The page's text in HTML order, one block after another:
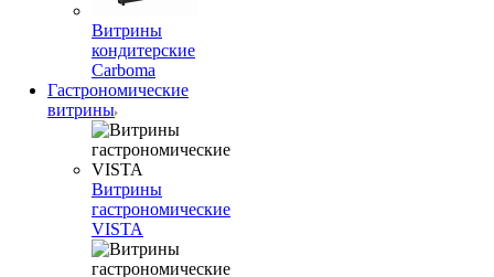
Витрины
кондитерские
Carboma
Гастрономические
витрины
Витрины
гастрономические
VISTA